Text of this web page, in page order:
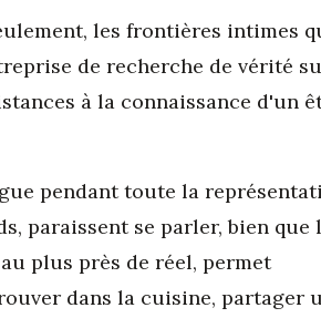
les frontières intimes
de recherche de vérité
à la connaissance d'un
pendant toute la
paraissent se parler, bien que
plus près de réel, permet
dans la cuisine, partager